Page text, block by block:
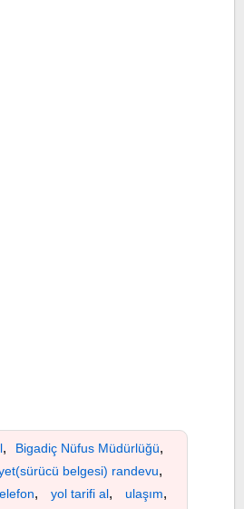
, Bigadiç Nüfus Müdürlüğü,
belgesi) randevu,
, yol tarifi al, ulaşım,